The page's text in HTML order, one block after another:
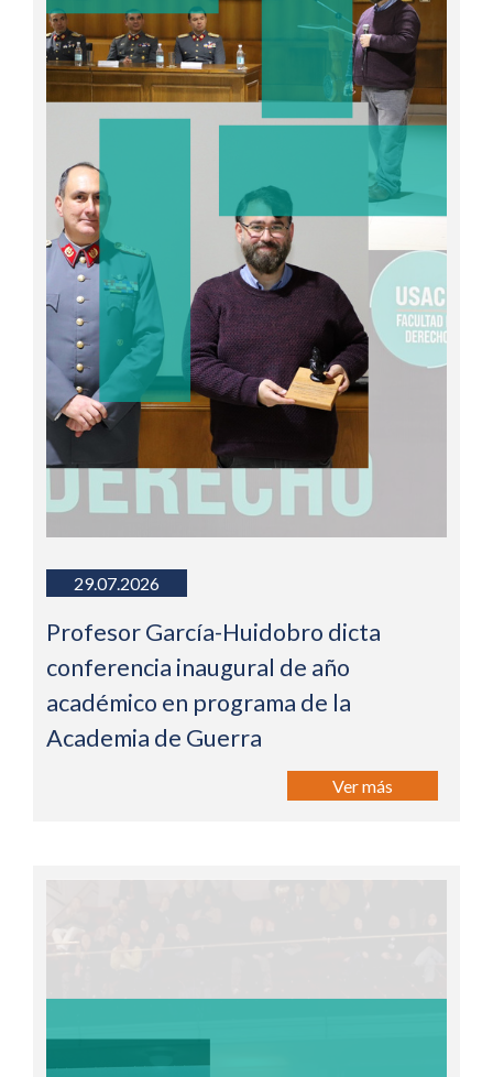
29.07.2026
Profesor García-Huidobro dicta
conferencia inaugural de año
académico en programa de la
Academia de Guerra
Ver más